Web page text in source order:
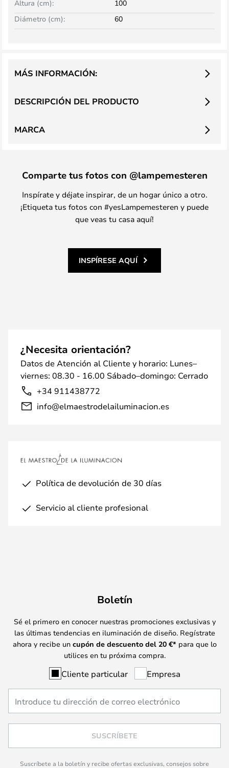
Altura (cm):
100
Diámetro (cm):
60
DESCRIPCIÓN DEL PRODUCTO
MÁS INFORMACIÓN:
MARCA
Comparte tus fotos con @lampemesteren
Inspírate y déjate inspirar, de un hogar único a otro.
¡Etiqueta tus fotos con #yesLampemesteren y puede
que veas tu casa aquí!
INSPÍRESE AQUÍ
¿Necesita orientación?
Datos de Atención al Cliente y horario: Lunes–
viernes: 08.30 - 16.00 Sábado–domingo: Cerrado
+34 911438772
info@elmaestrodelailuminacion.es
Política de devolución de 30 días
Servicio al cliente profesional
Boletín
Sé el primero en conocer nuestras promociones exclusivas y
las últimas tendencias en iluminación de diseño. Regístrate
ahora y recibe un cupón de descuento del 20 €* para que lo
utilices en tu próxima compra.
Cliente particular Empresa
SUSCRÍBETE
Suscríbete a la boletín y recibe ofertas exclusivas, consejos sobre